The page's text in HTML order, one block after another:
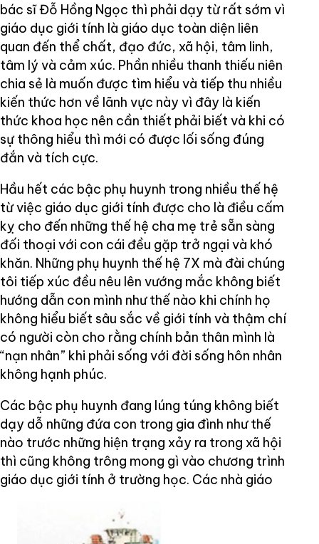
bác sĩ Đỗ Hồng Ngọc thì phải dạy từ rất sớm vì
giáo dục giới tính là giáo dục toàn diện liên
quan đến thể chất, đạo đức, xã hội, tâm linh,
tâm lý và cảm xúc. Phần nhiều thanh thiếu niên
chia sẻ là muốn được tìm hiểu và tiếp thu nhiều
kiến thức hơn về lãnh vực này vì đây là kiến
thức khoa học nên cần thiết phải biết và khi có
sự thông hiểu thì mới có được lối sống đúng
đắn và tích cực.
Hầu hết các bậc phụ huynh trong nhiều thế hệ
từ việc giáo dục giới tính được cho là điều cấm
kỵ cho đến những thế hệ cha mẹ trẻ sẵn sàng
đối thoại với con cái đều gặp trở ngại và khó
khăn. Những phụ huynh thế hệ 7X mà đài chúng
tôi tiếp xúc đều nêu lên vướng mắc không biết
hướng dẫn con mình như thế nào khi chính họ
không hiểu biết sâu sắc về giới tính và thậm chí
có người còn cho rằng chính bản thân mình là
“nạn nhân” khi phải sống với đời sống hôn nhân
không hạnh phúc.
Các bậc phụ huynh đang lúng túng không biết
dạy dỗ những đứa con trong gia đình như thế
nào trước những hiện trạng xảy ra trong xã hội
thì cũng không trông mong gì vào chương trình
giáo dục giới tính ở trường học. Các nhà giáo